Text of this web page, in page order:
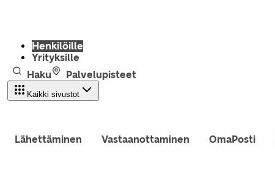
Henkilöille
Yrityksille
Haku
Palvelupisteet
Kaikki sivustot
Lähettäminen Vastaanottaminen OmaPosti